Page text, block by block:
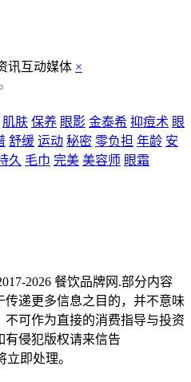
×
肌肤 保养 眼影 金泰希 抑痘术 眼
舒缓 运动 秘密 零负担 年龄 安
久 毛巾 完美 美容师 眼霜
2026 餐饮品牌网 .部分内容
递更多信息之目的，并不意味
可作为直接的消费指导与投资
有侵犯版权请来信告
立即处理。